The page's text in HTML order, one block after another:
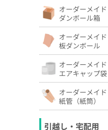
オーダーメイド
ダンボール箱
オーダーメイド
板ダンボール
オーダーメイド
エアキャップ袋
オーダーメイド
紙管（紙筒）
引越し・宅配用